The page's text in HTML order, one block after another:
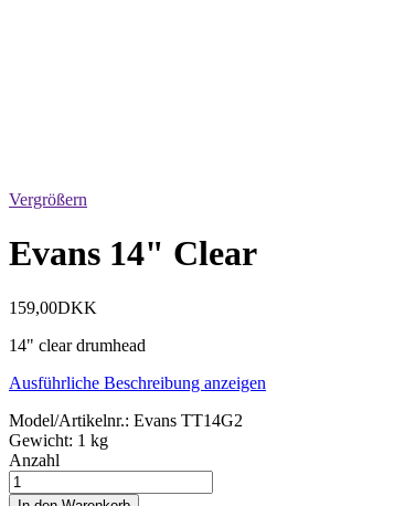
Vergrößern
Evans 14" Clear
159,00DKK
14" clear drumhead
Ausführliche Beschreibung anzeigen
Model/Artikelnr.: Evans TT14G2
Gewicht: 1 kg
Anzahl